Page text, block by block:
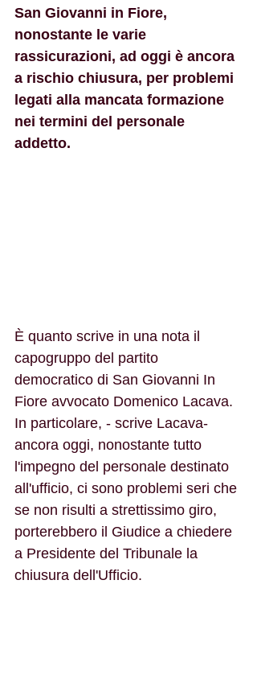
San Giovanni in Fiore,
nonostante le varie
rassicurazioni, ad oggi è ancora
a rischio chiusura, per problemi
legati alla mancata formazione
nei termini del personale
addetto.
È quanto scrive in una nota il
capogruppo del partito
democratico di San Giovanni In
Fiore avvocato Domenico Lacava.
In particolare, - scrive Lacava-
ancora oggi, nonostante tutto
l'impegno del personale destinato
all'ufficio, ci sono problemi seri che
se non risulti a strettissimo giro,
porterebbero il Giudice a chiedere
a Presidente del Tribunale la
chiusura dell'Ufficio.